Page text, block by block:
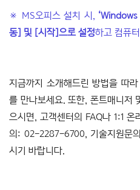
※ MS오피스 설치 시,
동] 및 [시작]으로 설정하고 컴퓨
지금까지 소개해드린 방법을 따
를 만나보세요. 또한, 폰트매니저
으시면, 고객센터의 FAQ나 1:1
의: 02-2287-6700, 기술지원문
시기 바랍니다.